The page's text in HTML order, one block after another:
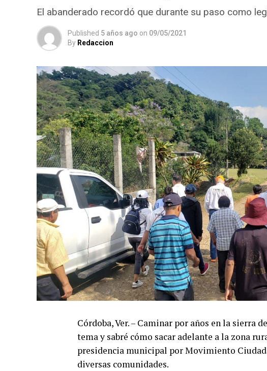
El abanderado recordó que durante su paso como
Published 5 años ago on 09/05/2021
By Redaccion
Córdoba, Ver. – Caminar por años en la sierra
tema y sabré cómo sacar adelante a la zona
presidencia municipal por Movimiento
diversas comunidades.